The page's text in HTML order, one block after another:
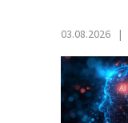
03.08.2026